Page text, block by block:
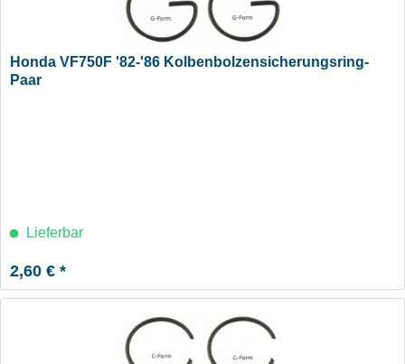
Honda VF750F '82-'86 Kolbenbolzensicherungsring-
Paar
Lieferbar
2,60 € *